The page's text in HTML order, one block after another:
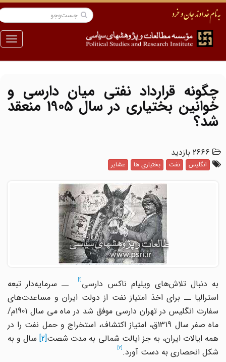
منو
چگونه قرارداد نفتی میان دارسی و
خوانین بختیاری در سال 1905 منعقد
شد؟
2666 بازدید
انگلیس نفت بختیاری ها عشایر
به دنبال تلاشهای ویلیام ناکس دارسی ــ سرمایهدار تبعه
استرالیا ــ برای اخذ امتیاز نفت از دولت ایران و مساعدتهای
سفارت انگلیس در تهران دارسی موفق شد در ماه می سال 1901م/
ماه صفر سال 1319ق، امتیاز اکتشاف، استخراج و حمل نفت را در
همه ایالات ایران، به جز ایالت شمالی به مدت شصت[2] سال و به
شکل انحصاری به دست آورد.